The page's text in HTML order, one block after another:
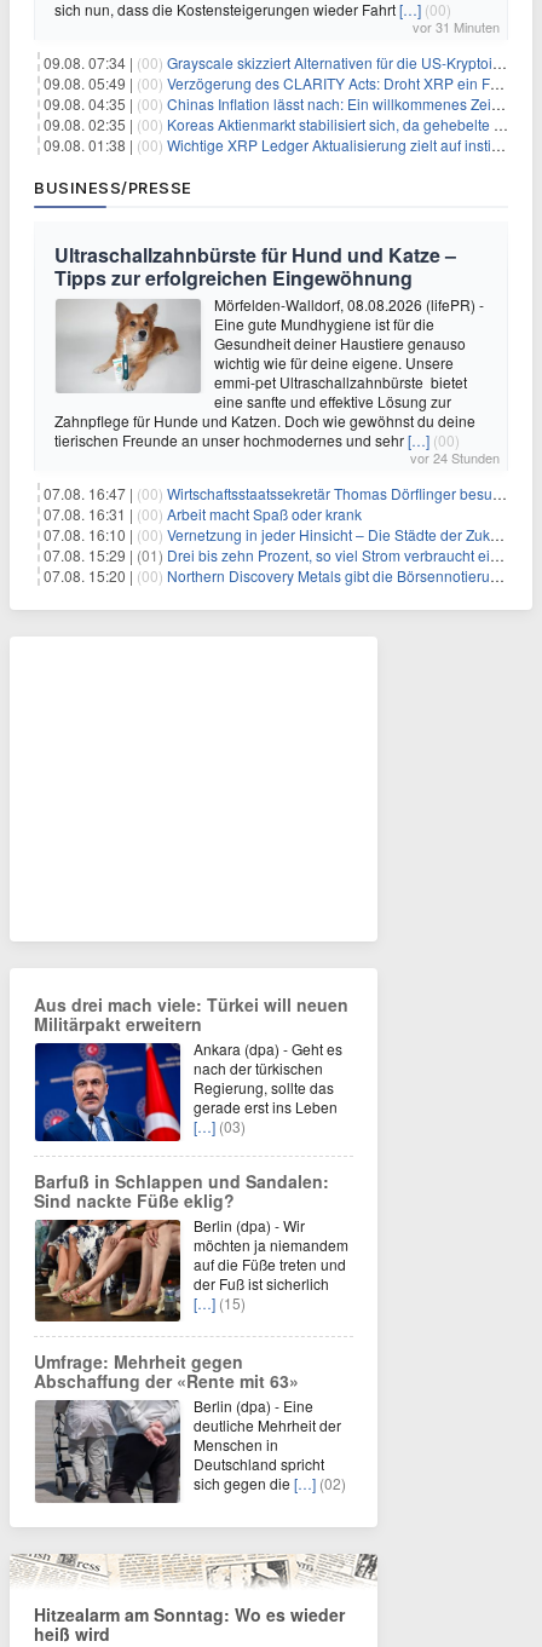
sich nun, dass die Kostensteigerungen wieder Fahrt[…] (00)
vor 31 Minuten
09.08. 07:34 | (00) Grayscale skizziert Alternativen für die US-Kryptoindustrie ohne CLARITY Act
09.08. 05:49 | (00) Verzögerung des CLARITY Acts: Droht XRP ein Fall unter die $1-Marke?
09.08. 04:35 | (00) Chinas Inflation lässt nach: Ein willkommenes Zeichen für Investoren angesichts der Folgen des Öl-Schocks
09.08. 02:35 | (00) Koreas Aktienmarkt stabilisiert sich, da gehebelte Positionen abgebaut werden
09.08. 01:38 | (00) Wichtige XRP Ledger Aktualisierung zielt auf institutionelle Akzeptanz ab
BUSINESS/PRESSE
Ultraschallzahnbürste für Hund und Katze –
Tipps zur erfolgreichen Eingewöhnung
Mörfelden-Walldorf, 08.08.2026 (lifePR) -
Eine gute Mundhygiene ist für die
Gesundheit deiner Haustiere genauso
wichtig wie für deine eigene. Unsere
emmi-pet Ultraschallzahnbürste bietet
eine sanfte und effektive Lösung zur
Zahnpflege für Hunde und Katzen. Doch wie gewöhnst du deine
tierischen Freunde an unser hochmodernes und sehr[…] (00)
vor 24 Stunden
07.08. 16:47 | (00) Wirtschaftsstaatssekretär Thomas Dörflinger besucht Handwerksbetrieb im Kammerbezirk Freiburg
07.08. 16:31 | (00) Arbeit macht Spaß oder krank
07.08. 16:10 | (00) Vernetzung in jeder Hinsicht – Die Städte der Zukunft sind grün-blau
07.08. 15:29 | (01) Drei bis zehn Prozent, so viel Strom verbraucht ein Aufzug im Gebäude
07.08. 15:20 | (00) Northern Discovery Metals gibt die Börsennotierung an der Frankfurter Wertpapierbörse bekannt
Aus drei mach viele: Türkei will neuen
Militärpakt erweitern
Ankara (dpa) - Geht es
nach der türkischen
Regierung, sollte das
gerade erst ins Leben
[…] (03)
Barfuß in Schlappen und Sandalen:
Sind nackte Füße eklig?
Berlin (dpa) - Wir
möchten ja niemandem
auf die Füße treten und
der Fuß ist sicherlich
[…] (15)
Umfrage: Mehrheit gegen
Abschaffung der «Rente mit 63»
Berlin (dpa) - Eine
deutliche Mehrheit der
Menschen in
Deutschland spricht
sich gegen die […] (02)
Hitzealarm am Sonntag: Wo es wieder
heiß wird